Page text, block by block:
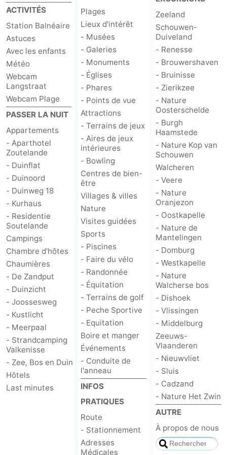
Kop
van
Schouwen
-
Veere
-
Nature
Oranjezon
-
Oostkapelle
-
Nature
de
Mantelingen
-
Domburg
-
Westkapelle
-
Nature
Walcherse
bos
-
Dishoek
-
Vlissingen
-
Middelburg
Zeeuws-
Vlaanderen
-
Nieuwvliet
-
Sluis
-
Cadzand
-
Nature
Météo
ACTIVITÉS
Station Balnéaire
Astuces
Avec les enfants
Météo
Webcam
Langstraat
Webcam Plage
PASSER LA NUIT
Appartements
- Aparthotel
Zoutelande
- Duinflat
- Duinoord
- Duinweg 18
- Kurhaus
- Residentie
Soutelande
Campings
Chambre d'hôtes
Chaumières
- De Zandput
- Duinzicht
- Joossesweg
- Kustlicht
- Meerpaal
- Strandcamping
Valkenisse
- Zee, Bos en Duin
Hôtels
Last minutes
Plages
Lieux d'intérêt
- Musées
- Galeries
- Monuments
- Églises
- Phares
- Points de vue
Attractions
- Terrains de jeux
- Aires de jeux
intérieures
- Bowling
Centres de bien-
être
Villages & villes
Nature
Visites guidées
Sports
- Piscines
- Faire du vélo
- Randonnée
- Équitation
- Terrains de golf
- Peche Sportive
- Equitation
Boire et manger
Événements
- Conduite de
l'anneau
INFOS
PRATIQUES
Route
- Stationnement
Adresses
Médicales
Zeeland
Schouwen-
Duiveland
- Renesse
- Brouwershaven
- Bruinisse
- Zierikzee
- Nature
Oosterschelde
- Burgh
Haamstede
- Nature Kop van
Schouwen
Walcheren
- Veere
- Nature
Oranjezon
- Oostkapelle
- Nature de
Mantelingen
- Domburg
- Westkapelle
- Nature
Walcherse bos
- Dishoek
- Vlissingen
- Middelburg
Zeeuws-
Vlaanderen
- Nieuwvliet
- Sluis
- Cadzand
- Nature Het Zwin
AUTRE
À propos de nous